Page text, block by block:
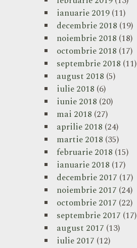
ianuarie 2019(11)
decembrie 2018 (19)
noiembrie 2018 (18)
octombrie 2018 (17)
septembrie 2018 (11)
august 2018 (5)
iulie 2018 (6)
iunie 2018 (20)
mai 2018 (27)
aprilie 2018 (24)
martie 2018 (35)
februarie 2018 (15)
ianuarie 2018 (17)
decembrie 2017 (17)
noiembrie 2017 (24)
octombrie 2017 (22)
septembrie 2017 (17)
august 2017 (13)
iulie 2017 (12)